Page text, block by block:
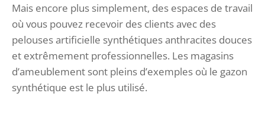
Mais encore plus simplement, des espaces de travail
où vous pouvez recevoir des clients avec des
pelouses artificielle synthétiques anthracites douces
et extrêmement professionnelles. Les magasins
d’ameublement sont pleins d’exemples où le gazon
synthétique est le plus utilisé.